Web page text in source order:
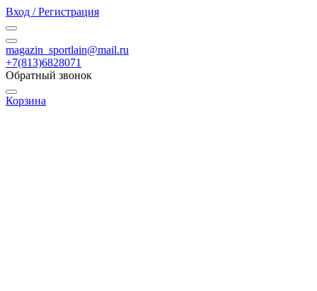
Вход / Регистрация
magazin_sportlain@mail.ru
+7(813)6828071
Обратный звонок
Корзина